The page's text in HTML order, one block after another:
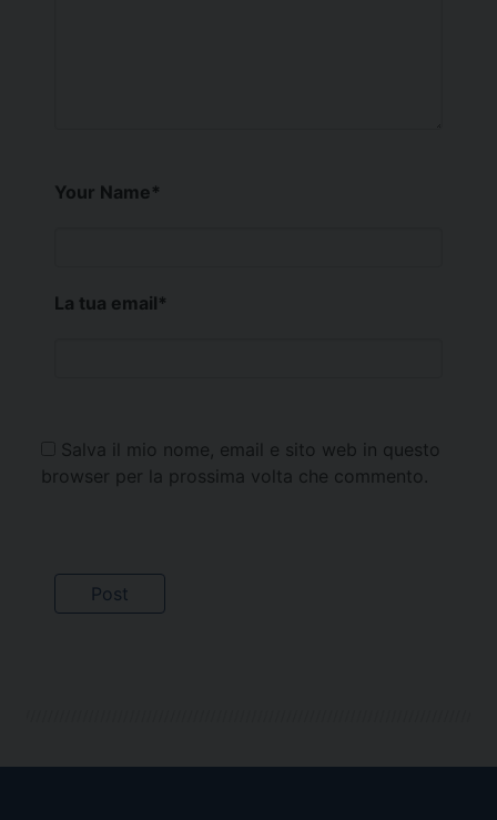
Your Name*
La tua email*
Salva il mio nome, email e sito web in questo
browser per la prossima volta che commento.